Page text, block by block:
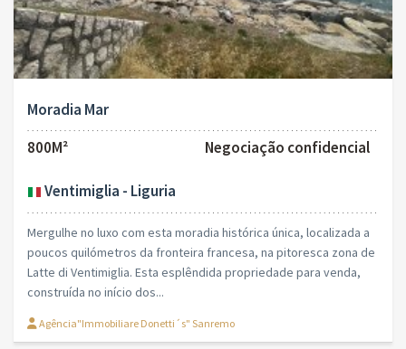
Moradia Mar
800M²
Negociação confidencial
Ventimiglia - Liguria
Mergulhe no luxo com esta moradia histórica única, localizada a
poucos quilómetros da fronteira francesa, na pitoresca zona de
Latte di Ventimiglia. Esta esplêndida propriedade para venda,
construída no início dos...
Agência"Immobiliare Donetti´s" Sanremo